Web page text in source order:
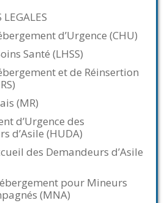
d’Urgence (CHU)
Santé (LHSS)
et de Réinsertion
(MR)
d’Urgence des
d’Asile (HUDA)
des Demandeurs d’Asile
pour Mineurs
(MNA)